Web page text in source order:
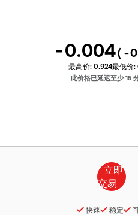
-0.004( -
最高价: 0.924最低价:
此价格已延迟至少 15 分
快速 稳定